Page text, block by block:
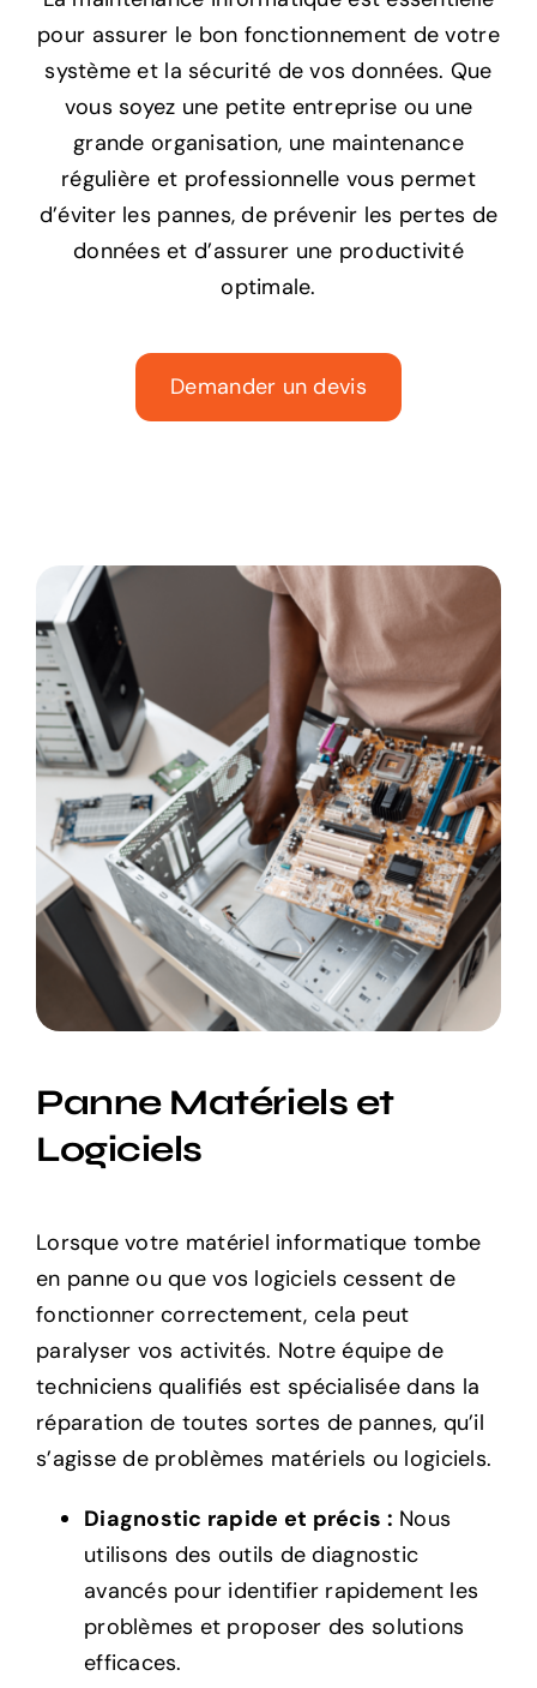
pour assurer le bon fonctionnement de votre
système et la sécurité de vos données. Que
vous soyez une petite entreprise ou une
grande organisation, une maintenance
régulière et professionnelle vous permet
d’éviter les pannes, de prévenir les pertes de
données et d’assurer une productivité
optimale.
Demander un devis
Panne Matériels et
Logiciels
Lorsque votre matériel informatique tombe
en panne ou que vos logiciels cessent de
fonctionner correctement, cela peut
paralyser vos activités. Notre équipe de
techniciens qualifiés est spécialisée dans la
réparation de toutes sortes de pannes, qu’il
s’agisse de problèmes matériels ou logiciels.
Diagnostic rapide et précis : Nous
utilisons des outils de diagnostic
avancés pour identifier rapidement les
problèmes et proposer des solutions
efficaces.